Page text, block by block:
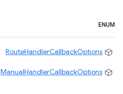
ENUM
RouteHandlerCallbackOptions
ManualHandlerCallbackOptions